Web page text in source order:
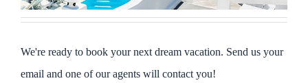
We're ready to book your next dream vacation. Send us your
email and one of our agents will contact you!